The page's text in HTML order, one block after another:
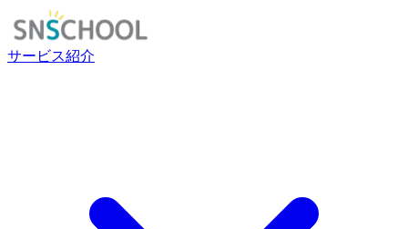
サービス紹介